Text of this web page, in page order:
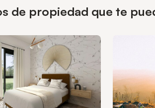
de propiedad que te